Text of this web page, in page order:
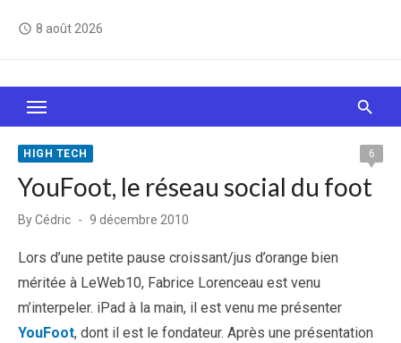
access_time 8 août 2026
Le Web, c'est comme une boîte de chocolats… On
sait jamais sur quoi on va tomber !
HIGH TECH 6
YouFoot, le réseau social du foot
ByCédric
Posted
9 décembre 2010
Lors d’une petite pause croissant/jus d’orange bien
méritée à LeWeb10, Fabrice Lorenceau est venu
m’interpeler. iPad à la main, il est venu me présenter
YouFoot, dont il est le fondateur. Après une présentation